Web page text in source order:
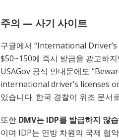
주의 — 사기 사이트
구글에서 “International
$50~150에 즉시 발급을 광고하
USAGov 공식 안내문에도
international driver’s licenses
있습니다. 한국 경찰이 위조 문서
또한 DMV는 IDP를 발급하지 않
이며 IDP는 연방 차원의 국제 협